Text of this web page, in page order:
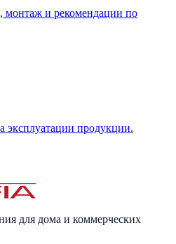
монтаж и рекомендации по
эксплуатации продукции.
для дома и коммерческих